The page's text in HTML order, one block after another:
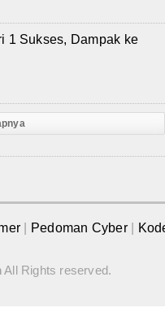
1 Sukses, Dampak ke
Pedoman Cyber
All Rights reserved.